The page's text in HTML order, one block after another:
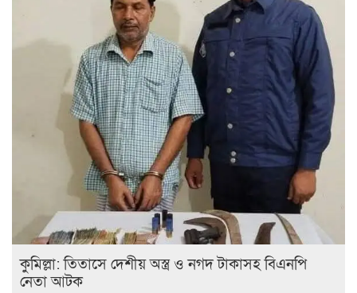
কুমিল্লা: তিতাসে দেশীয় অস্ত্র ও নগদ টাকাসহ বিএনপি
নেতা আটক